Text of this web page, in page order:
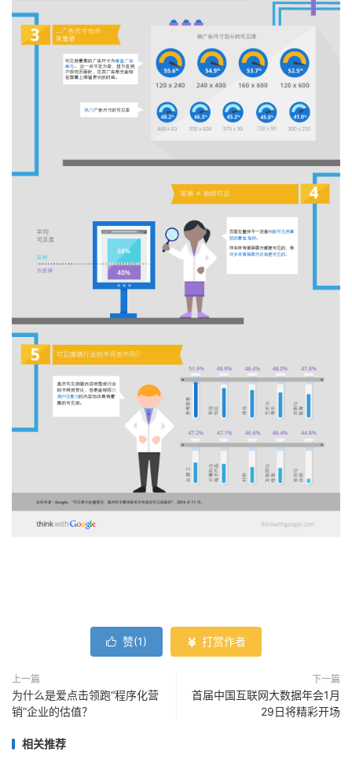
 赞(1)  打赏作者
上一篇
为什么是爱点击领跑“程序化营
销”企业的估值？
下一篇
首届中国互联网大数据年会1月
29日将精彩开场
相关推荐